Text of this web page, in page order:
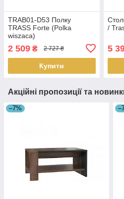
TRAB01-D53 Полку
TRASS Forte (Polka
wiszaca)
2 509 ₴ 2 727 ₴
Купити
/
5
Акційні пропозиції та
–7%